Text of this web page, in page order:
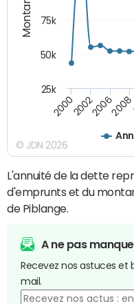
2000200220062008
25k
50k
75k
© JDN 2026
L'annuité de la dette
d'emprunts et du
de Piblange.
A ne pas
Recevez nos astuces
mail.